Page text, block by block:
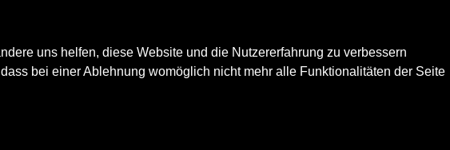
uns helfen, diese Website und die Nutzererfahrung zu verbessern
bei einer Ablehnung womöglich nicht mehr alle Funktionalitäten der Seite